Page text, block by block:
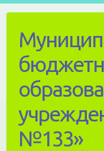
content
№133»